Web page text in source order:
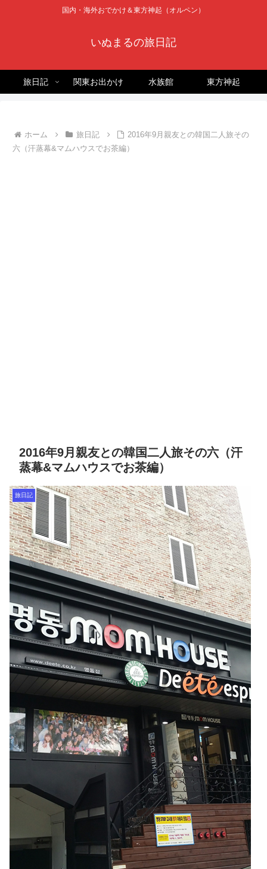
国内・海外おでかけ＆東方神起（オルペン）
いぬまるの旅日記
旅日記 関東お出かけ 水族館 東方神起
ホーム 旅日記
2016年9月親友との韓国二人旅その
六（汗蒸幕&マムハウスでお茶編）
2016年9月親友との韓国二人旅その六（汗
蒸幕&マムハウスでお茶編）
旅日記